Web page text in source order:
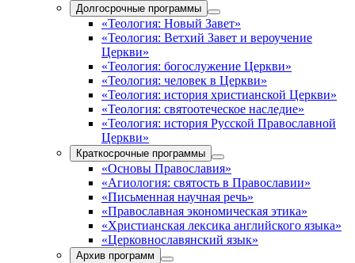
Долгосрочные программы
«Теология: Новый Завет»
«Теология: Ветхий Завет и вероучение
Церкви»
«Теология: богослужение Церкви»
«Теология: человек в Церкви»
«Теология: история христианской Церкви»
«Теология: святоотеческое наследие»
«Теология: история Русской Православной
Церкви»
Краткосрочные программы
«Основы Православия»
«Агиология: святость в Православии»
«Письменная научная речь»
«Православная экономическая этика»
«Христианская лексика английского языка»
«Церковнославянский язык»
Архив программ